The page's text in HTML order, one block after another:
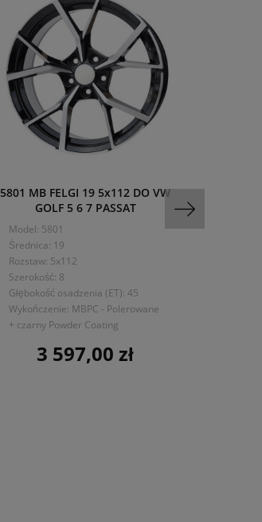
5801 MB FELGI 19 5x112 DO VW
GOLF 5 6 7 PASSAT
Model: 5801
Średnica: 19
Rozstaw: 5x112
Szerokość: 8
Głębokość osadzenia (ET): 45
Wykończenie: MBPC - Polerowane
+ czarny Powder Coating
Cena
3 597,00 zł